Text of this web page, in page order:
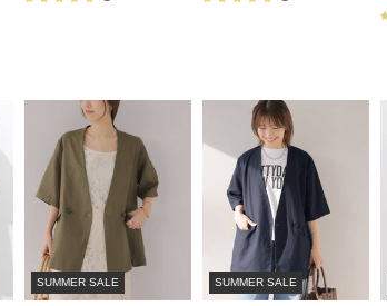
SUMMER SALE SUMMER SALE